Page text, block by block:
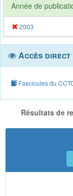
Année de
2003
Accès direct
Fascicules du
Résultats de